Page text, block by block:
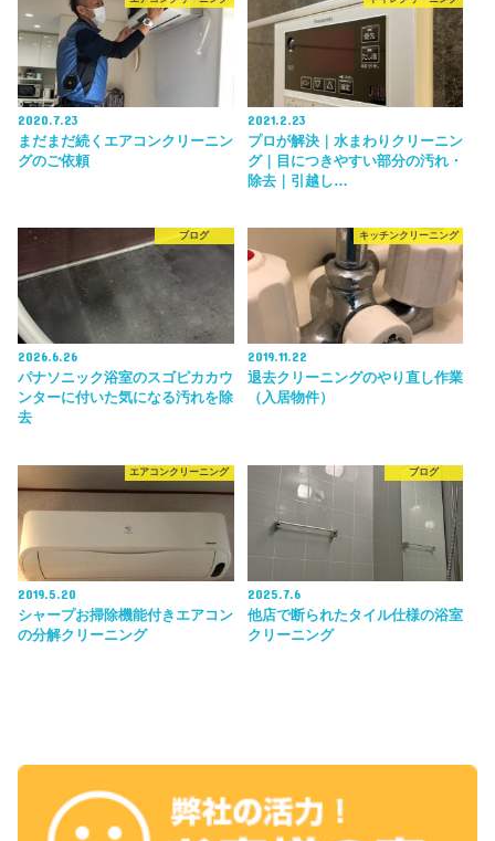
2020.7.23
まだまだ続くエアコンクリーニン
グのご依頼
2021.2.23
プロが解決｜水まわりクリーニン
グ｜目につきやすい部分の汚れ・
除去｜引越し…
ブログ
2026.6.26
パナソニック浴室のスゴピカカウ
ンターに付いた気になる汚れを除
去
キッチンクリーニング
2019.11.22
退去クリーニングのやり直し作業
（入居物件）
エアコンクリーニング
2019.5.20
シャープお掃除機能付きエアコン
の分解クリーニング
ブログ
2025.7.6
他店で断られたタイル仕様の浴室
クリーニング